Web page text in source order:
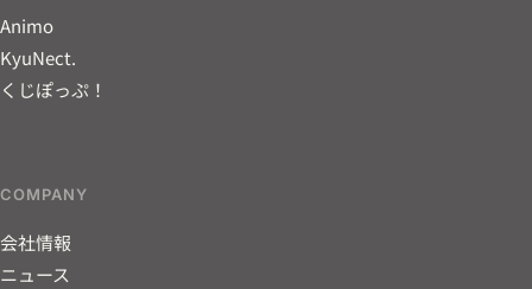
Animo
KyuNect.
くじぽっぷ！
COMPANY
会社情報
ニュース